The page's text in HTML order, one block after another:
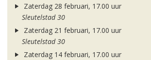
Zaterdag 28 februari, 17.00 uur
Sleutelstad 30
Zaterdag 21 februari, 17.00 uur
Sleutelstad 30
Zaterdag 14 februari, 17.00 uur